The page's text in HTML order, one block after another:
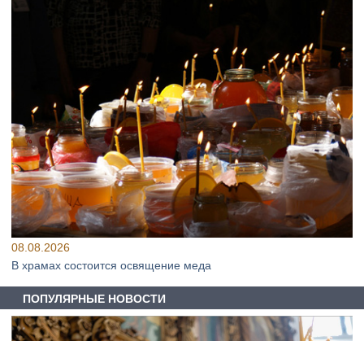
08.08.2026
В храмах состоится освящение меда
ПОПУЛЯРНЫЕ НОВОСТИ